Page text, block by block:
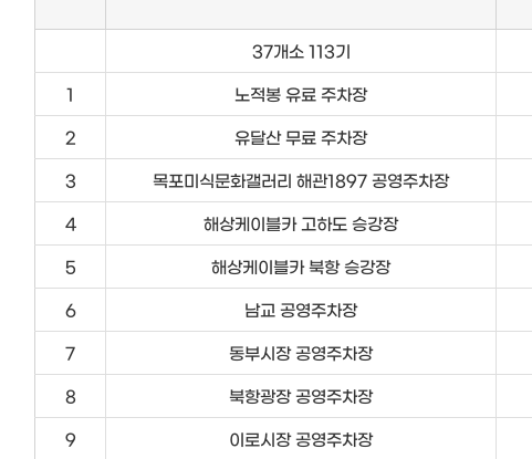
37개소 113기
1 노적봉 유료 주차장
2 유달산 무료 주차장
3 목포미식문화갤러리 해관1897 공영주차장
4 해상케이블카 고하도 승강장
5 해상케이블카 북항 승강장
6 남교 공영주차장
7 동부시장 공영주차장
8 북항광장 공영주차장
9 이로시장 공영주차장